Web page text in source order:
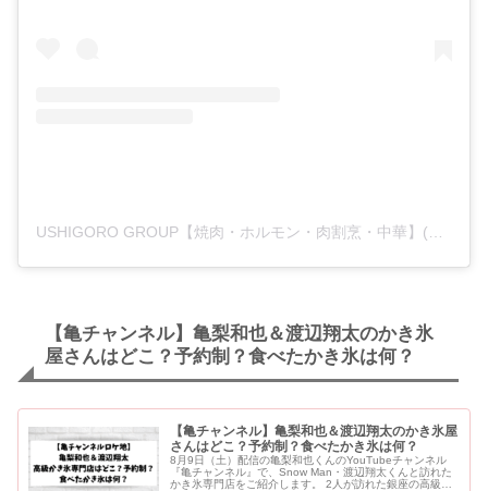
【亀チャンネル】亀梨和也＆渡辺翔太のかき氷
屋さんはどこ？予約制？食べたかき氷は何？
【亀チャンネル】亀梨和也＆渡辺翔太のかき氷屋
さんはどこ？予約制？食べたかき氷は何？
8月9日（土）配信の亀梨和也くんのYouTubeチャンネル
『亀チャンネル』で、Snow Man・渡辺翔太くんと訪れた
かき氷専門店をご紹介します。 2人が訪れた銀座の高級か